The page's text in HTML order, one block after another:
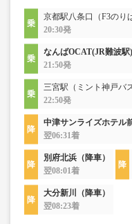
京都駅八条口（F3のり
20:30発
なんばOCAT(JR難波駅)
21:50発
三宮駅（ミント神戸バ
22:50発
中津サンライズホテル
翌06:31着
別府北浜（降車）
翌08:01着
大分新川（降車）
翌08:23着